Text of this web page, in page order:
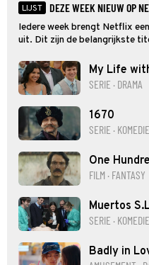
LIJST DEZE WEEK NIEUW OP
Iedere week brengt Netflix
uit. Dit zijn de belangrijkste
My Life
SERIE · DRAMA
1670
SERIE · KOMEDIE
One
FILM · FANTASY
Muertos
SERIE · KOMEDIE
Badly in